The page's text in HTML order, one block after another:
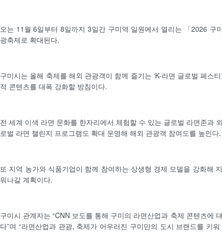
오는 11월 6일부터 8일까지 3일간 구미역 일원에서 열리는 「2026 구
광축제로 확대된다.
구미시는 올해 축제를 해외 관광객이 함께 즐기는 ‘K-라면 글로벌 페스
적 콘텐츠를 대폭 강화할 방침이다.
전 세계 이색 라면 문화를 한자리에서 체험할 수 있는 글로벌 라면존과
로벌 라면 챌린지 프로그램도 확대 운영해 해외 관광객 참여도를 높인다.
또 지역 농가와 식품기업이 함께 참여하는 상생형 경제 모델을 강화해
워나갈 계획이다.
구미시 관계자는 “CNN 보도를 통해 구미의 라면산업과 축제 콘텐츠에
다”며 “라면산업과 관광, 축제가 어우러진 구미만의 도시 브랜드를 키